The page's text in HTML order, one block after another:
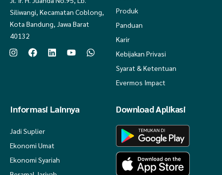
Siliwangi, Kecamatan Coblong,
Kota Bandung, Jawa Barat
40132
Produk
Panduan
Karir
Kebijakan Privasi
Syarat & Ketentuan
Evermos Impact
Informasi Lainnya
Jadi Suplier
Ekonomi Umat
Ekonomi Syariah
Download Aplikasi